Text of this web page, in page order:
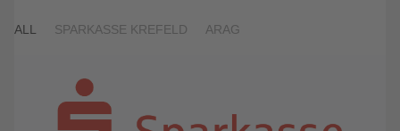
ALL SPARKASSE KREFELD ARAG